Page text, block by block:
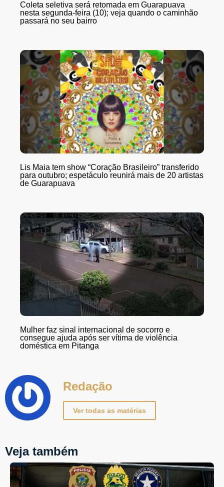
Coleta seletiva será retomada em Guarapuava
nesta segunda-feira (10); veja quando o caminhão
passará no seu bairro
Lis Maia tem show “Coração Brasileiro” transferido
para outubro; espetáculo reunirá mais de 20 artistas
de Guarapuava
Mulher faz sinal internacional de socorro e
consegue ajuda após ser vítima de violência
doméstica em Pitanga
Redação
Ver todas as matérias
Veja também